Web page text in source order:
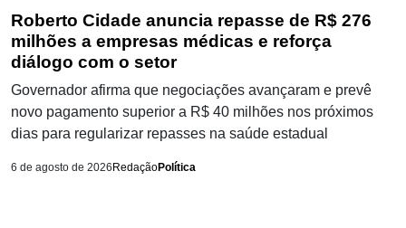
Roberto Cidade anuncia repasse de R$ 276
milhões a empresas médicas e reforça
diálogo com o setor
Governador afirma que negociações avançaram e prevê
novo pagamento superior a R$ 40 milhões nos próximos
dias para regularizar repasses na saúde estadual
6 de agosto de 2026 RedaçãoPolítica